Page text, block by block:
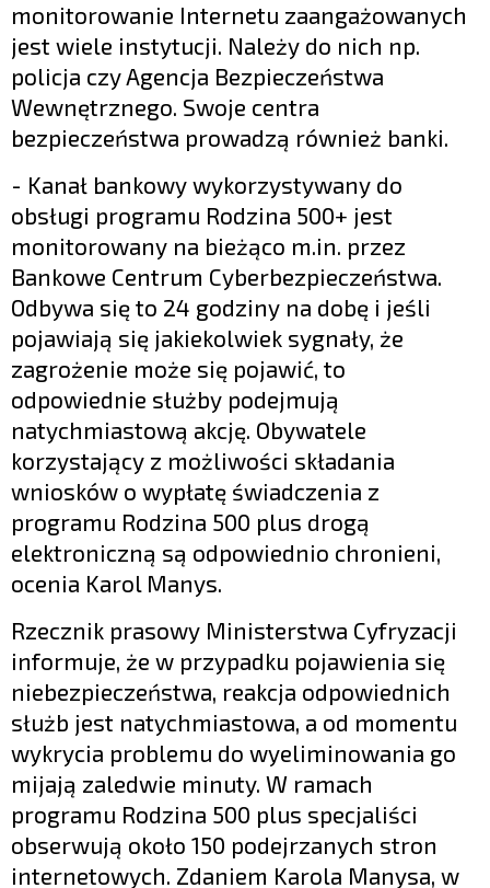
monitorowanie Internetu zaangażowanych
jest wiele instytucji. Należy do nich np.
policja czy Agencja Bezpieczeństwa
Wewnętrznego. Swoje centra
bezpieczeństwa prowadzą również banki.
- Kanał bankowy wykorzystywany do
obsługi programu Rodzina 500+ jest
monitorowany na bieżąco m.in. przez
Bankowe Centrum Cyberbezpieczeństwa.
Odbywa się to 24 godziny na dobę i jeśli
pojawiają się jakiekolwiek sygnały, że
zagrożenie może się pojawić, to
odpowiednie służby podejmują
natychmiastową akcję. Obywatele
korzystający z możliwości składania
wniosków o wypłatę świadczenia z
programu Rodzina 500 plus drogą
elektroniczną są odpowiednio chronieni,
ocenia Karol Manys.
Rzecznik prasowy Ministerstwa Cyfryzacji
informuje, że w przypadku pojawienia się
niebezpieczeństwa, reakcja odpowiednich
służb jest natychmiastowa, a od momentu
wykrycia problemu do wyeliminowania go
mijają zaledwie minuty. W ramach
programu Rodzina 500 plus specjaliści
obserwują około 150 podejrzanych stron
internetowych. Zdaniem Karola Manysa, w